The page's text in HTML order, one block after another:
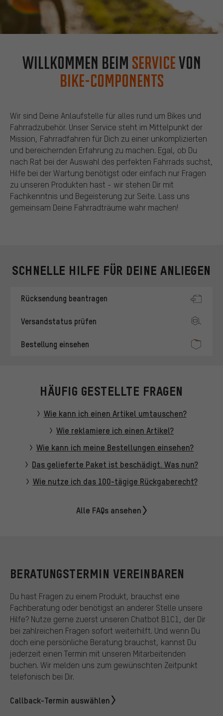
willkommen beim servicevon
bike-components
Wir sind Deine Anlaufstelle für alles rund um Bikes und
Fahrradzubehör. Unser Service steht im Mittelpunkt der
Mission, Fahrradfahren für Dich zu einer unkomplizierten
und bereichernden Erfahrung zu machen. Egal, ob Du
nach Rat bei der Auswahl des perfekten Fahrrads suchst,
Hilfe bei der Wartung benötigst oder einfach nur Fragen
zu unseren Produkten hast - wir stehen Dir mit
Fachkenntnis und Begeisterung zur Seite. Lass uns
gemeinsam Deine Fahrradträume wahr machen!
SCHNELLE HILFE FÜR DEINE ANLIEGEN
Rücksendung beantragen
Versandstatus prüfen
Bestellung einsehen
HÄUFIG GESTELLTE FRAGEN
Wie kann ich einen Artikel umtauschen?
Wie reklamiere ich einen Artikel?
Wie kann ich meine Bestellungen einsehen?
Das gelieferte Paket ist beschädigt. Was nun?
Wie nutze ich das 100-tägige Rückgaberecht?
Alle FAQs ansehen
BERATUNGSTERMIN VEREINBAREN
Du hast Fragen zu einem Produkt, brauchst eine
Fachberatung oder benötigst an anderer Stelle unsere
Hilfe? Nutze gerne zuerst unseren Chatbot B1C1, der Dir
bei zahlreichen Fragen sofort weiterhilft. Und wenn Du
doch eine persönliche Beratung brauchst, kannst Du
jederzeit einen Termin mit unseren Mitarbeitenden
buchen. Wir melden uns zum gewünschten Zeitpunkt
telefonisch bei Dir.
Callback-Termin auswählen